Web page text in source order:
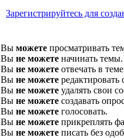
Зарегистрируйтесь для
Вы можете просматривать
Вы не можете начинать темы.
Вы не можете отвечать в
Вы не можете
Вы не можете удалять свои
Вы не можете создавать
Вы не можете голосовать.
Вы не можете прикреплять
Вы не можете писать без